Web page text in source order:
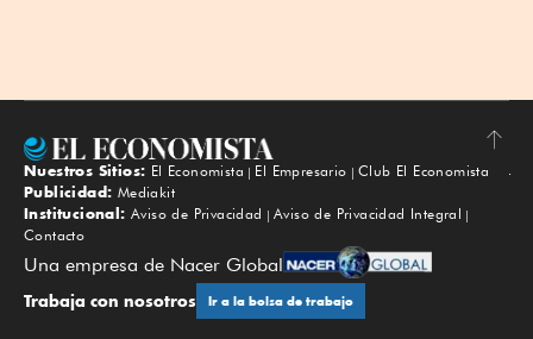
Subir
Nuestros Sitios: El Economista El Empresario
Club El Economista
Publicidad: Mediakit
Institucional: Aviso de Privacidad
Aviso de Privacidad Integral
Contacto
Una empresa de Nacer Global
Trabaja con nosotros Ir a la bolsa de trabajo